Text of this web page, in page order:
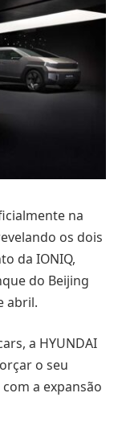
na
os dois
da IONIQ,
do Beijing
abril.
a HYUNDAI
o seu
a expansão